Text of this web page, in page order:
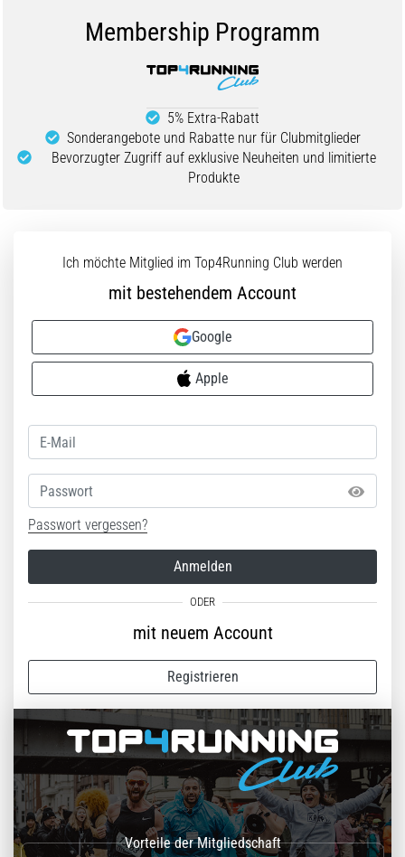
Membership Programm
5% Extra-Rabatt
Sonderangebote und Rabatte nur für Clubmitglieder
Bevorzugter Zugriff auf exklusive Neuheiten und limitierte
Produkte
Ich möchte Mitglied im Top4Running Club werden
mit bestehendem Account
Google
Apple
Passwort
Passwort vergessen?
Anmelden
mit neuem Account
Registrieren